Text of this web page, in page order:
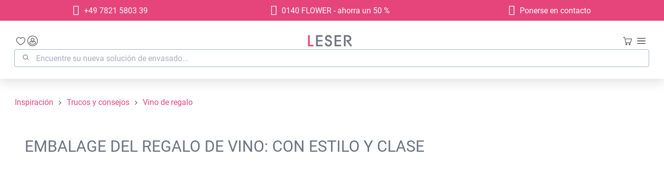
Saltar a la navegación principal
+49 7821 5803 39 0140 FLOWER - ahorra un 50 % Ponerse en contacto
Inspiración Trucos y consejos Vino de regalo
EMBALAGE DEL REGALO DE VINO: CON ESTILO Y CLASE